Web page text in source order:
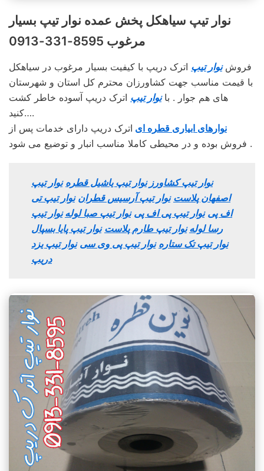
نوار تیپ سیاهکل پخش عمده نوار تیپ بسیار
مرغوب 8595-331-0913
فروشنوار تیپ اترک دریپ با کیفیت بسیار مرغوب در سیاهکل
با قیمت مناسب جهت کشاورزان محترم کل استان و شهرستان
های هم جوار . بانوار تیپ اترک دریپ آسوده خاطر کشت
کنید….
نوارهای ابیاری قطره ای اترک دریپ دارای خدمات پس از
فروش بوده و در محیطی کاملا مناسب انبار و توضیع می شود .
نوار تیپ کشاورز نوار تیپ یاشیل قطره نوار تیپ
اصفهان پلاست نوار تیپ آرسیس قطران نوار تیپ تی
اف پی نوار تیپ پی اف پی نوار تیپ صبا لوله نوار تیپ
رسا لوله نوار تیپ طارم پلاست نوار تیپ پایا بسپال
نوار تیپ تک ستاره نوار تیپ پی وی سی نوار تیپ یزد
دریپ